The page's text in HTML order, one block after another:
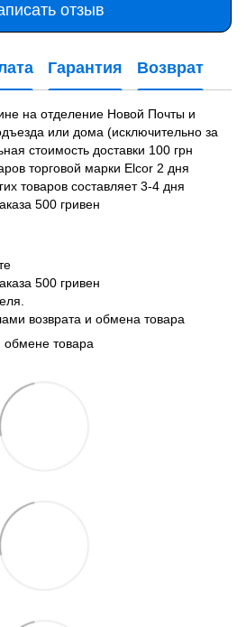
отзыв
Гарантия Возврат
на отделение Новой Почты и
или дома (исключительно за
стоимость доставки 100 грн
торговой марки Elcor 2 дня
товаров составляет 3-4 дня
500 гривен
500 гривен
возврата и обмена товара
обмене товара